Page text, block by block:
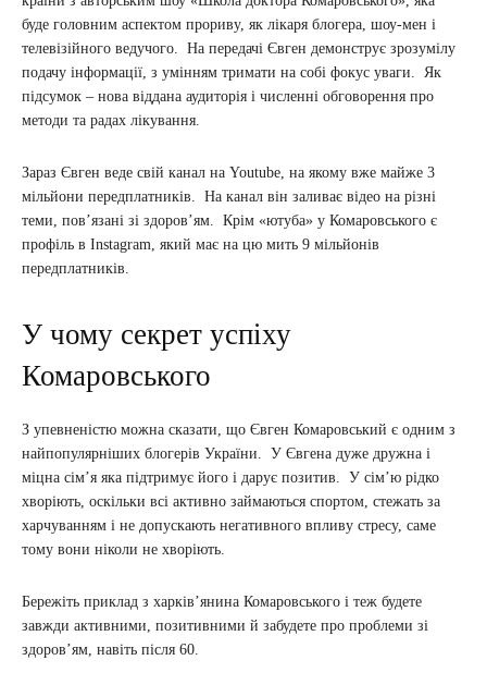
буде головним аспектом прориву, як лікаря блогера, шоу-мен і
телевізійного ведучого. На передачі Євген демонструє зрозумілу
подачу інформації, з умінням тримати на собі фокус уваги. Як
підсумок – нова віддана аудиторія і численні обговорення про
методи та радах лікування.
Зараз Євген веде свій канал на Youtube, на якому вже майже 3
мільйони передплатників. На канал він заливає відео на різні
теми, пов’язані зі здоров’ям. Крім «ютуба» у Комаровського є
профіль в Instagram, який має на цю мить 9 мільйонів
передплатників.
У чому секрет успіху
Комаровського
З упевненістю можна сказати, що Євген Комаровський є одним з
найпопулярніших блогерів України. У Євгена дуже дружна і
міцна сім’я яка підтримує його і дарує позитив. У сім’ю рідко
хворіють, оскільки всі активно займаються спортом, стежать за
харчуванням і не допускають негативного впливу стресу, саме
тому вони ніколи не хворіють.
Бережіть приклад з харків’янина Комаровського і теж будете
завжди активними, позитивними й забудете про проблеми зі
здоров’ям, навіть після 60.